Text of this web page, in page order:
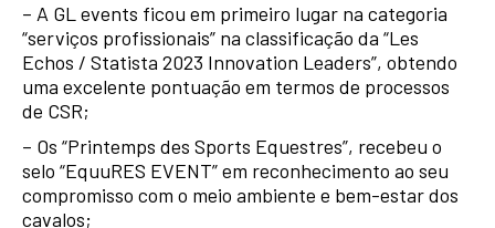
– A GL events ficou em primeiro lugar na categoria
“serviços profissionais” na classificação da “Les
Echos / Statista 2023 Innovation Leaders”, obtendo
uma excelente pontuação em termos de processos
de CSR;
– Os “Printemps des Sports Equestres”, recebeu o
selo “EquuRES EVENT” em reconhecimento ao seu
compromisso com o meio ambiente e bem-estar dos
cavalos;